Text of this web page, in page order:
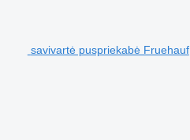
savivartė puspriekabė Fruehauf